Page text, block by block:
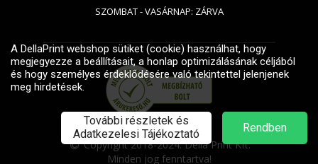
SZOMBAT - VASÁRNAP: ZÁRVA
Copyright 2018-2024. Della Print Kft.
Minden jog fenntartva!